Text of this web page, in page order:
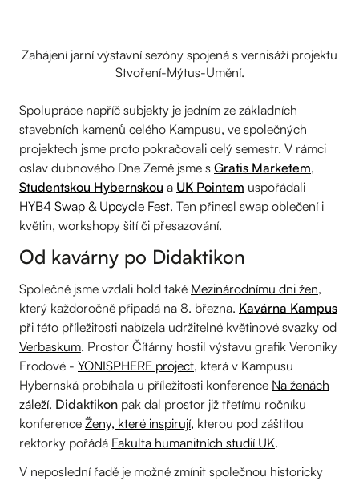
Zahájení jarní výstavní sezóny spojená s vernisáží projektu
Stvoření-Mýtus-Umění.
Spolupráce napříč subjekty je jedním ze základních
stavebních kamenů celého Kampusu, ve společných
projektech jsme proto pokračovali celý semestr. V rámci
oslav dubnového Dne Země jsme s Gratis Marketem,
Studentskou Hybernskou a UK Pointem uspořádali
HYB4 Swap & Upcycle Fest. Ten přinesl swap oblečení i
květin, workshopy šití či přesazování.
Od kavárny po Didaktikon
Společně jsme vzdali hold také Mezinárodnímu dni žen,
který každoročně připadá na 8. března. Kavárna Kampus
při této příležitosti nabízela udržitelné květinové svazky od
Verbaskum. Prostor Čítárny hostil výstavu grafik Veroniky
Frodové - YONISPHERE project, která v Kampusu
Hybernská probíhala u příležitosti konference Na ženách
záleží. Didaktikon pak dal prostor již třetímu ročníku
konference Ženy, které inspirují, kterou pod záštitou
rektorky pořádá Fakulta humanitních studií UK.
V neposlední řadě je možné zmínit společnou historicky